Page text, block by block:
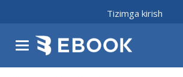
Tizimga kirish